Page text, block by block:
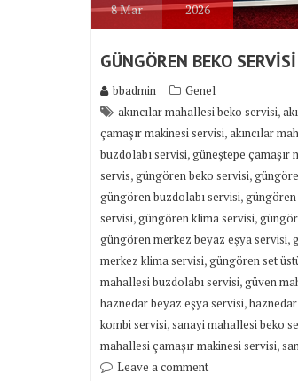
8Mar 2026
GÜNGÖREN BEKO SERVİSİ
bbadmin
Genel
akıncılar mahallesi beko servisi,
çamaşır makinesi servisi,akıncılar
buzdolabı servisi,güneştepe çamaşır
servis,güngören beko servisi,
güngören buzdolabı servisi,güngören
servisi,güngören klima servisi,
güngören merkez beyaz eşya servisi,
merkez klima servisi,güngören set
mahallesi buzdolabı servisi,güven
haznedar beyaz eşya servisi,
kombi servisi,sanayi mahallesi beko
mahallesi çamaşır makinesi servisi,
Leave a comment